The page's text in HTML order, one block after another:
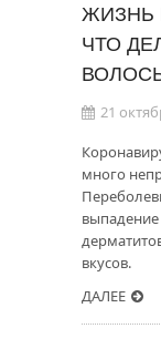
ЖИЗНЬ
ЧТО
21
много
вкусов.
ДАЛЕЕ